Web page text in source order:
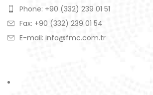
Phone: +90 (332) 239 01 51
Fax: +90 (332) 239 01 54
E-mail: info@fmc.com.tr